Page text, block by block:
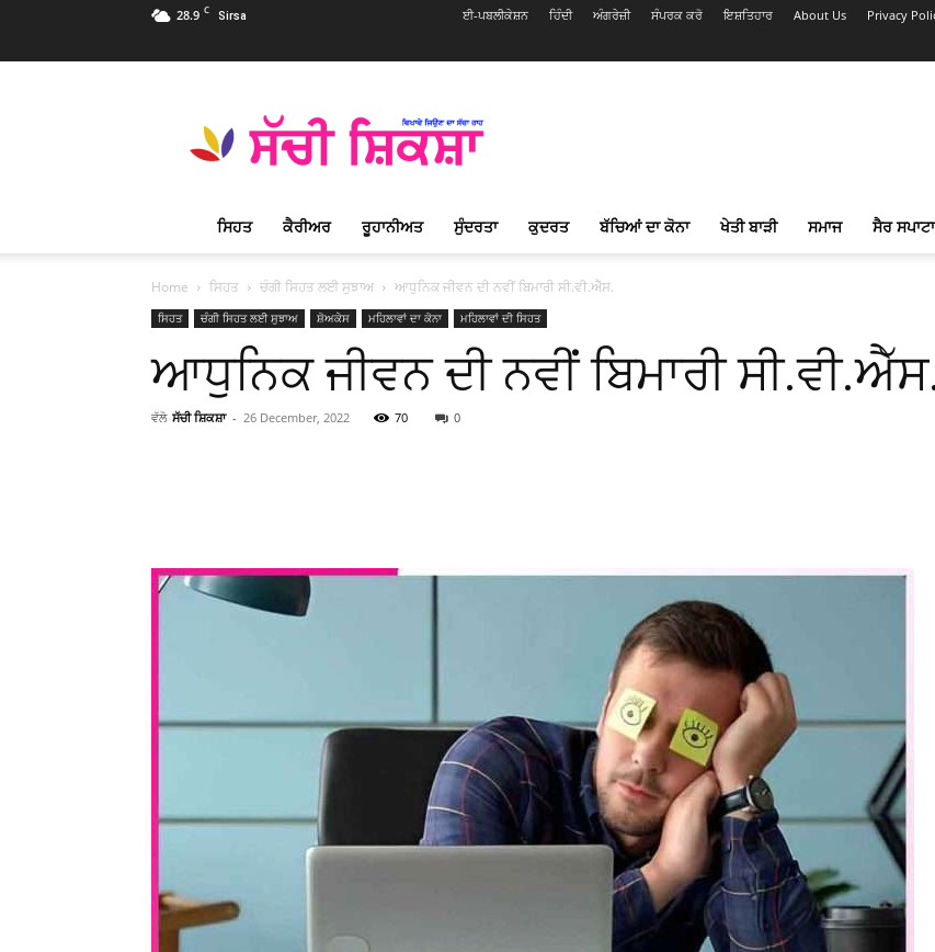
28.9 C Sirsa ਈ-ਪਬਲੀਕੇਸ਼ਨ ਹਿੰਦੀ ਅੰਗਰੇਜ਼ੀ ਸੰਪਰਕ ਕਰੋ ਇਸ਼ਤਿਹਾਰ About Us Privacy
Shiksha
Punjabi
ਸ਼ਿਕਸ਼ਾ
ਪ੍ਰਸਿੱਧ
ਮੈਗਜ਼ੀਨ
ਸਿਹਤ ਕੈਰੀਅਰ ਰੂਹਾਨੀਅਤ ਸੁੰਦਰਤਾ ਕੁਦਰਤ ਬੱਚਿਆਂ ਦਾ ਕੋਨਾ ਖੇਤੀ ਬਾੜੀ ਸਮਾਜ ਸੈਰ ਸਪਾਟਾ
Home ਸਿਹਤ ਚੰਗੀ ਸਿਹਤ ਲਈ ਸੁਝਾਅ ਆਧੁਨਿਕ ਜੀਵਨ ਦੀ ਨਵੀਂ ਬਿਮਾਰੀ ਸੀ.ਵੀ.ਐੱਸ.
ਸਿਹਤ ਚੰਗੀ ਸਿਹਤ ਲਈ ਸੁਝਾਅ ਸ਼ੋਅਕੇਸ ਮਹਿਲਾਵਾਂ ਦਾ ਕੋਨਾ ਮਹਿਲਾਵਾਂ ਦੀ ਸਿਹਤ
ਆਧੁਨਿਕ ਜੀਵਨ ਦੀ ਨਵੀਂ ਬਿਮਾਰੀ
ਵੱਲੋ ਸੱਚੀ ਸ਼ਿਕਸ਼ਾ - 26 December, 2022 70 0